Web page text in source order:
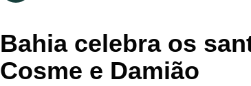
Bahia celebra os
Cosme e Damião